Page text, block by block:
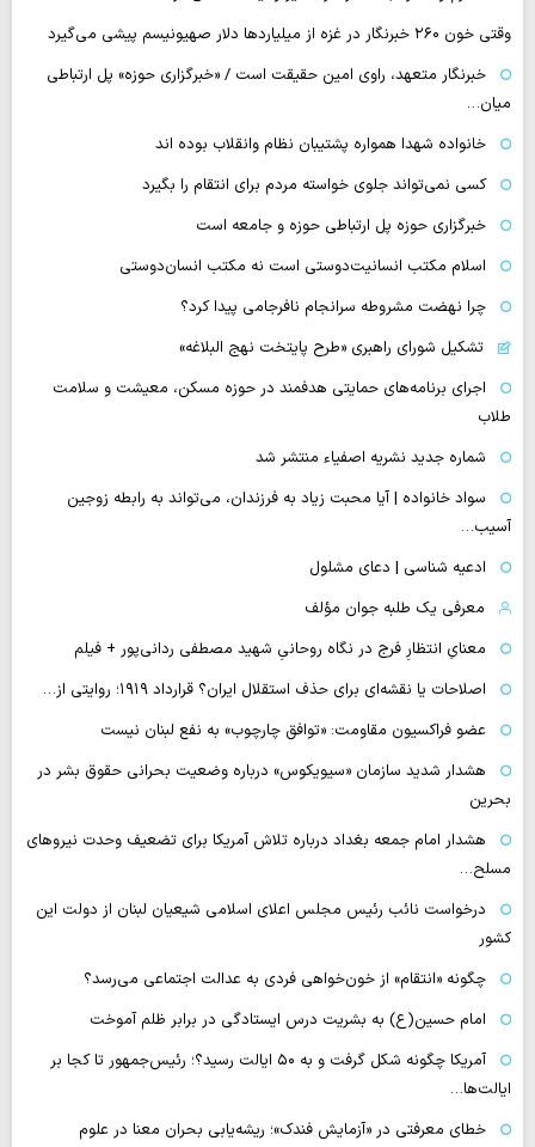
وقتی خون ۲۶۰ خبرنگار در غزه از میلیاردها دلار صهیونیسم پیشی می‌گیرد
خبرنگار متعهد، راوی امین حقیقت است / «خبرگزاری حوزه» پل ارتباطی
میان…
خانواده شهدا همواره پشتیبان نظام وانقلاب بوده اند
کسی نمی‌تواند جلوی خواسته مردم برای انتقام را بگیرد
خبرگزاری حوزه پل ارتباطی حوزه و جامعه است
اسلام مکتب انسانیت‌دوستی است نه مکتب انسان‌دوستی
چرا نهضت مشروطه سرانجام نافرجامی پیدا کرد؟
تشکیل شورای راهبری «طرح پایتخت نهج البلاغه»
اجرای برنامه‌های حمایتی هدفمند در حوزه مسکن، معیشت و سلامت
طلاب
شماره جدید نشریه اصفیاء منتشر شد
سواد خانواده | آیا محبت زیاد به فرزندان، می‌تواند به رابطه زوجین
آسیب…
ادعیه شناسی | دعای مشلول
معرفی یک طلبه جوان مؤلف
معنایِ انتظارِ فرج در نگاه روحانیِ شهید مصطفی ردانی‌پور + فیلم
اصلاحات یا نقشه‌ای برای حذف استقلال ایران؟ قرارداد ۱۹۱۹؛ روایتی از…
عضو فراکسیون مقاومت: «توافق چارچوب» به نفع لبنان نیست
هشدار شدید سازمان «سیویکوس» درباره وضعیت بحرانی حقوق بشر در
بحرین
هشدار امام جمعه بغداد درباره تلاش آمریکا برای تضعیف وحدت نیروهای
مسلح…
درخواست نائب رئیس مجلس اعلای اسلامی شیعیان لبنان از دولت این
کشور
چگونه «انتقام» از خون‌خواهی فردی به عدالت اجتماعی می‌رسد؟
امام حسین(ع) به بشریت درس ایستادگی در برابر ظلم آموخت
آمریکا چگونه شکل گرفت و به ۵۰ ایالت رسید؟؛ رئیس‌جمهور تا کجا بر
ایالت‌ها…
خطای معرفتی در «آزمایش فندک»؛ ریشه‌یابی بحران معنا در علوم